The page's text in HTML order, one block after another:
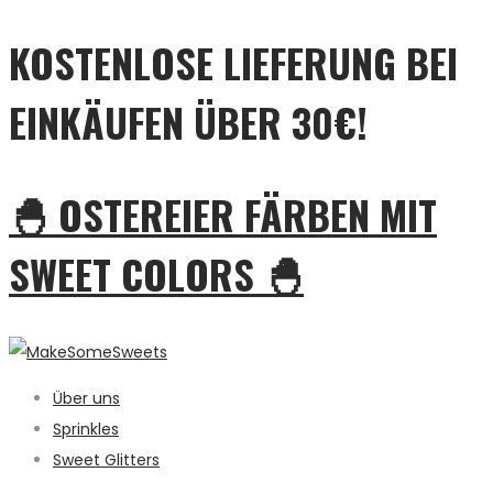
KOSTENLOSE LIEFERUNG BEI
EINKÄUFEN ÜBER 30€!
🐣 OSTEREIER FÄRBEN MIT
SWEET COLORS 🐣
Über uns
Sprinkles
Sweet Glitters